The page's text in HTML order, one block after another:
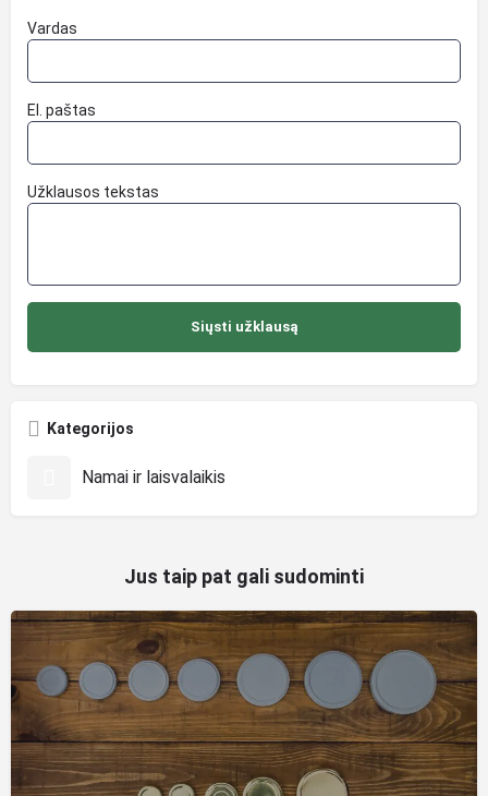
Vardas
El. paštas
Užklausos tekstas
Kategorijos
Namai ir laisvalaikis
Jus taip pat gali sudominti